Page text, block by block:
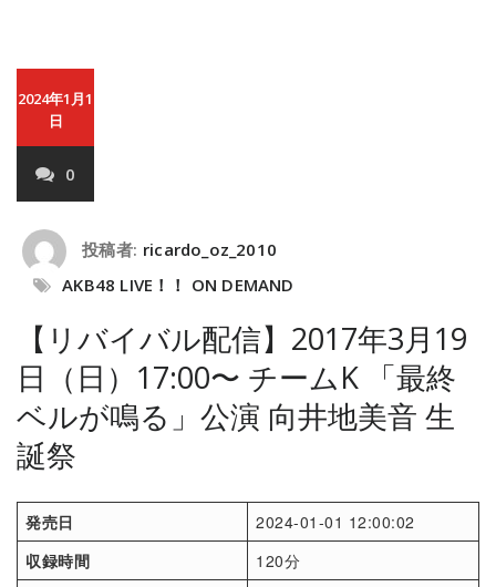
2024年1月1
日
0
投稿者: ricardo_oz_2010
AKB48 LIVE！！ ON DEMAND
【リバイバル配信】2017年3月19
日（日）17:00〜 チームK 「最終
ベルが鳴る」公演 向井地美音 生
誕祭
発売日
2024-01-01 12:00:02
収録時間
120分